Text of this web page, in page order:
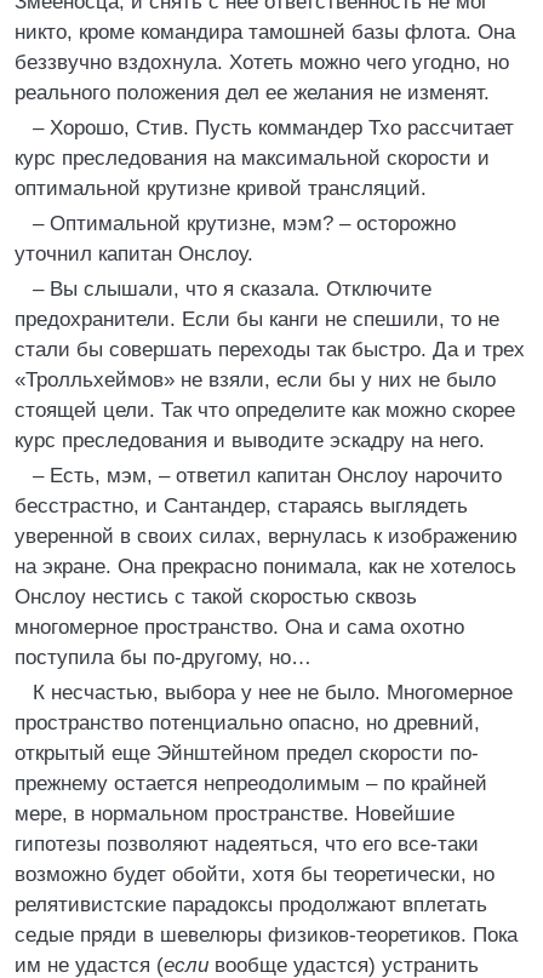
никто, кроме командира тамошней базы флота. Она
беззвучно вздохнула. Хотеть можно чего угодно, но
реального положения дел ее желания не изменят.
– Хорошо, Стив. Пусть коммандер Тхо рассчитает
курс преследования на максимальной скорости и
оптимальной крутизне кривой трансляций.
– Оптимальной крутизне, мэм? – осторожно
уточнил капитан Онслоу.
– Вы слышали, что я сказала. Отключите
предохранители. Если бы канги не спешили, то не
стали бы совершать переходы так быстро. Да и трех
«Тролльхеймов» не взяли, если бы у них не было
стоящей цели. Так что определите как можно скорее
курс преследования и выводите эскадру на него.
– Есть, мэм, – ответил капитан Онслоу нарочито
бесстрастно, и Сантандер, стараясь выглядеть
уверенной в своих силах, вернулась к изображению
на экране. Она прекрасно понимала, как не хотелось
Онслоу нестись с такой скоростью сквозь
многомерное пространство. Она и сама охотно
поступила бы по-другому, но…
К несчастью, выбора у нее не было. Многомерное
пространство потенциально опасно, но древний,
открытый еще Эйнштейном предел скорости по-
прежнему остается непреодолимым – по крайней
мере, в нормальном пространстве. Новейшие
гипотезы позволяют надеяться, что его все-таки
возможно будет обойти, хотя бы теоретически, но
релятивистские парадоксы продолжают вплетать
седые пряди в шевелюры физиков-теоретиков. Пока
им не удастся (если вообще удастся) устранить